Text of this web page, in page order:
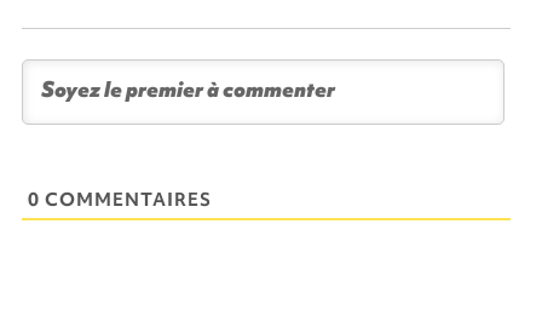
0 COMMENTAIRES